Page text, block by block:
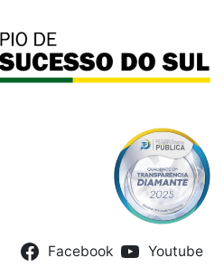
Facebook Youtube